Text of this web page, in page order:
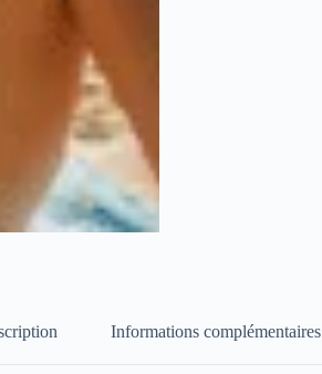
Informations complémentaires